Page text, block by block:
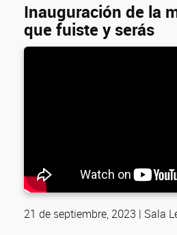
Inauguración de la
que fuiste y serás
21 de septiembre, 2023 | Sala